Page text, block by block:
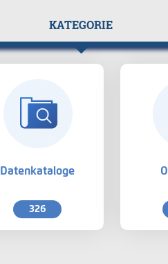
KATEGORIE
Datenkataloge
326